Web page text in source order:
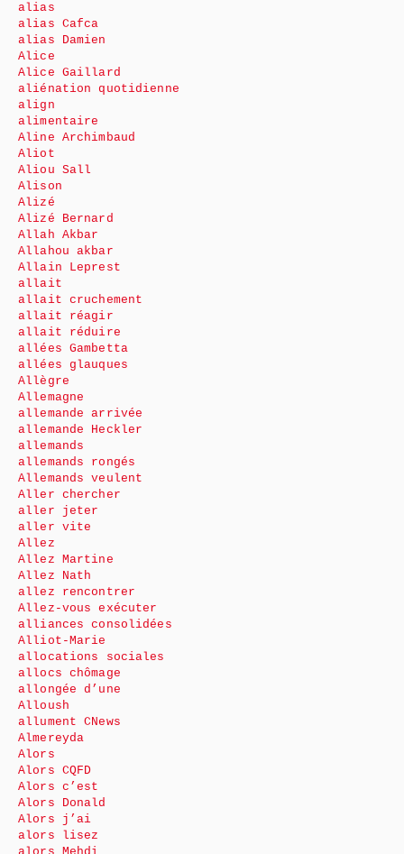
alias
alias Cafca
alias Damien
Alice
Alice Gaillard
aliénation quotidienne
align
alimentaire
Aline Archimbaud
Aliot
Aliou Sall
Alison
Alizé
Alizé Bernard
Allah Akbar
Allahou akbar
Allain Leprest
allait
allait cruchement
allait réagir
allait réduire
allées Gambetta
allées glauques
Allègre
Allemagne
allemande arrivée
allemande Heckler
allemands
allemands rongés
Allemands veulent
Aller chercher
aller jeter
aller vite
Allez
Allez Martine
Allez Nath
allez rencontrer
Allez-vous exécuter
alliances consolidées
Alliot-Marie
allocations sociales
allocs chômage
allongée d’une
Alloush
allument CNews
Almereyda
Alors
Alors CQFD
Alors c’est
Alors Donald
Alors j’ai
alors lisez